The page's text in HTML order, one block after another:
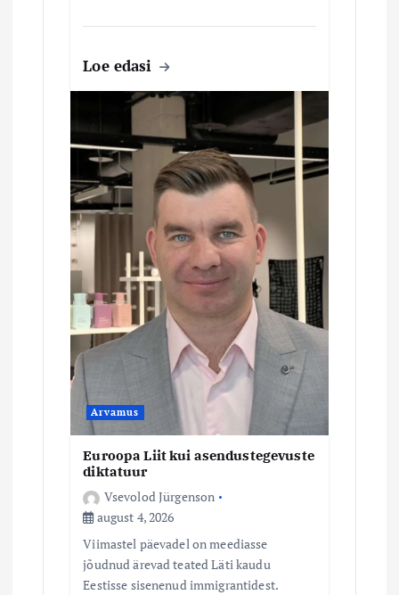
Loe edasi
Arvamus
Euroopa Liit kui asendustegevuste
diktatuur
Vsevolod Jürgenson
august 4, 2026
Viimastel päevadel on meediasse
jõudnud ärevad teated Läti kaudu
Eestisse sisenenud immigrantidest.